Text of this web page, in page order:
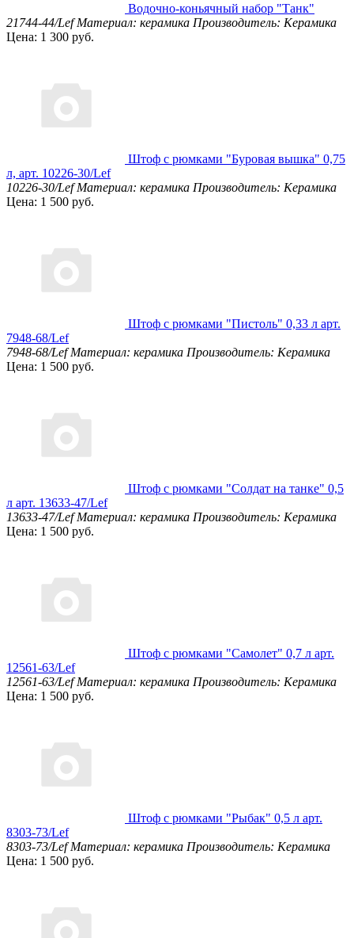
Водочно-коньячный набор "Танк"
21744-44/Lef Материал: керамика Производитель: Керамика
Цена: 1 300 руб.
Штоф с рюмками "Буровая вышка" 0,75
л, арт. 10226-30/Lef
10226-30/Lef Материал: керамика Производитель: Керамика
Цена: 1 500 руб.
Штоф с рюмками "Пистоль" 0,33 л арт.
7948-68/Lef
7948-68/Lef Материал: керамика Производитель: Керамика
Цена: 1 500 руб.
Штоф с рюмками "Солдат на танке" 0,5
л арт. 13633-47/Lef
13633-47/Lef Материал: керамика Производитель: Керамика
Цена: 1 500 руб.
Штоф с рюмками "Самолет" 0,7 л арт.
12561-63/Lef
12561-63/Lef Материал: керамика Производитель: Керамика
Цена: 1 500 руб.
Штоф с рюмками "Рыбак" 0,5 л арт.
8303-73/Lef
8303-73/Lef Материал: керамика Производитель: Керамика
Цена: 1 500 руб.